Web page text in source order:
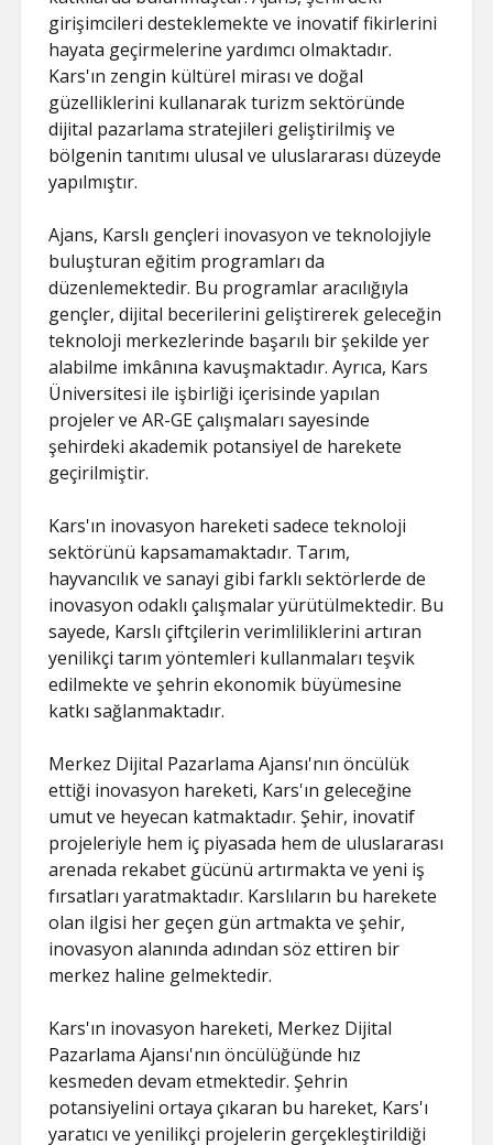
girişimcileri desteklemekte ve inovatif fikirlerini
hayata geçirmelerine yardımcı olmaktadır.
Kars'ın zengin kültürel mirası ve doğal
güzelliklerini kullanarak turizm sektöründe
dijital pazarlama stratejileri geliştirilmiş ve
bölgenin tanıtımı ulusal ve uluslararası düzeyde
yapılmıştır.
Ajans, Karslı gençleri inovasyon ve teknolojiyle
buluşturan eğitim programları da
düzenlemektedir. Bu programlar aracılığıyla
gençler, dijital becerilerini geliştirerek geleceğin
teknoloji merkezlerinde başarılı bir şekilde yer
alabilme imkânına kavuşmaktadır. Ayrıca, Kars
Üniversitesi ile işbirliği içerisinde yapılan
projeler ve AR-GE çalışmaları sayesinde
şehirdeki akademik potansiyel de harekete
geçirilmiştir.
Kars'ın inovasyon hareketi sadece teknoloji
sektörünü kapsamamaktadır. Tarım,
hayvancılık ve sanayi gibi farklı sektörlerde de
inovasyon odaklı çalışmalar yürütülmektedir. Bu
sayede, Karslı çiftçilerin verimliliklerini artıran
yenilikçi tarım yöntemleri kullanmaları teşvik
edilmekte ve şehrin ekonomik büyümesine
katkı sağlanmaktadır.
Merkez Dijital Pazarlama Ajansı'nın öncülük
ettiği inovasyon hareketi, Kars'ın geleceğine
umut ve heyecan katmaktadır. Şehir, inovatif
projeleriyle hem iç piyasada hem de uluslararası
arenada rekabet gücünü artırmakta ve yeni iş
fırsatları yaratmaktadır. Karslıların bu harekete
olan ilgisi her geçen gün artmakta ve şehir,
inovasyon alanında adından söz ettiren bir
merkez haline gelmektedir.
Kars'ın inovasyon hareketi, Merkez Dijital
Pazarlama Ajansı'nın öncülüğünde hız
kesmeden devam etmektedir. Şehrin
potansiyelini ortaya çıkaran bu hareket, Kars'ı
yaratıcı ve yenilikçi projelerin gerçekleştirildiği